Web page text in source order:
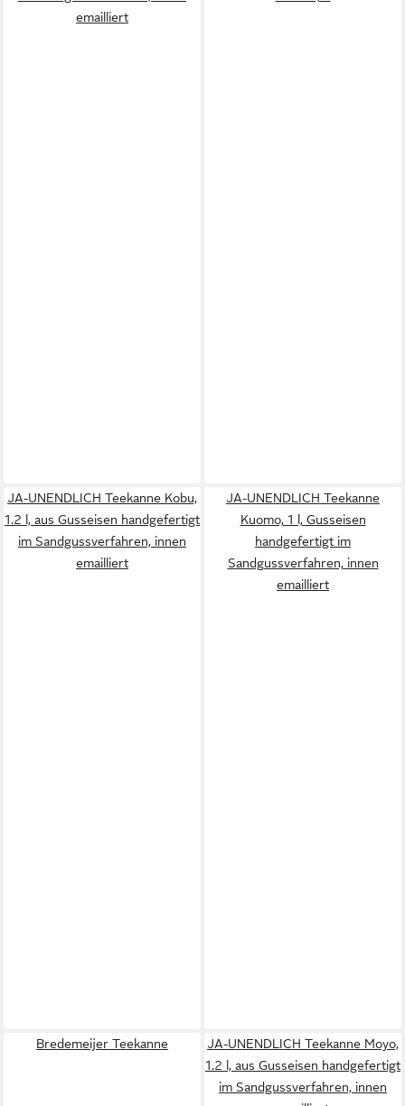
emailliert
JA-UNENDLICH Teekanne Kobu,
1.2 l, aus Gusseisen handgefertigt
im Sandgussverfahren, innen
emailliert
JA-UNENDLICH Teekanne
Kuomo, 1 l, Gusseisen
handgefertigt im
Sandgussverfahren, innen
emailliert
Bredemeijer Teekanne
JA-UNENDLICH Teekanne Moyo,
1.2 l, aus Gusseisen handgefertigt
im Sandgussverfahren, innen